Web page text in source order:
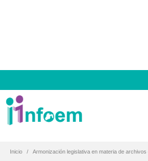
Inicio Armonización legislativa en materia de